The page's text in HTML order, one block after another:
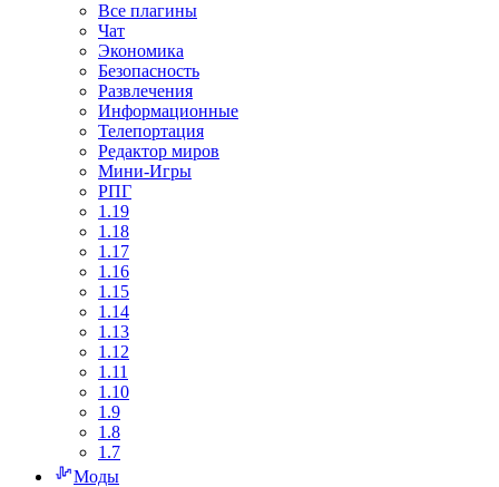
Все плагины
Чат
Экономика
Безопасность
Развлечения
Информационные
Телепортация
Редактор миров
Мини-Игры
РПГ
1.19
1.18
1.17
1.16
1.15
1.14
1.13
1.12
1.11
1.10
1.9
1.8
1.7
Моды